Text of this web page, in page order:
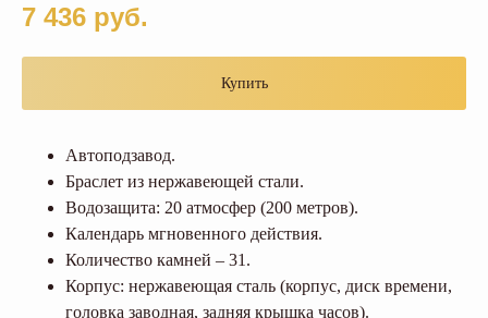
7 436 руб.
Купить
Автоподзавод.
Браслет из нержавеющей стали.
Водозащита: 20 атмосфер (200 метров).
Календарь мгновенного действия.
Количество камней – 31.
Корпус: нержавеющая сталь (корпус, диск времени,
головка заводная, задняя крышка часов).